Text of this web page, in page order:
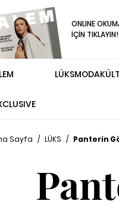
ONLINE
İÇİN TIKLAYIN!
LÜKSMODA
Sayfa / LÜKS / Panterin